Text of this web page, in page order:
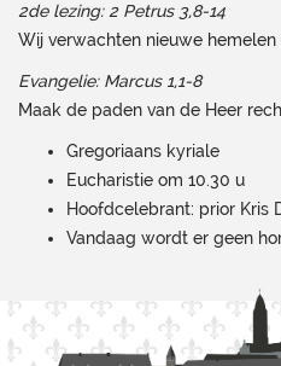
2de lezing: 2 Petrus 3,8-14
Wij verwachten nieuwe hemelen
Evangelie: Marcus 1,1-8
Maak de paden van de Heer
Gregoriaans kyriale
Eucharistie om 10.30 u
Hoofdcelebrant: prior Kris
Vandaag wordt er geen